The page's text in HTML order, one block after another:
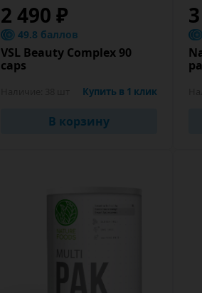
2 490 ₽
49.8 баллов
VSL Beauty Complex 90
caps
Купить в 1 клик
В корзину